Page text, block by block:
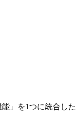
」を1つに統合し